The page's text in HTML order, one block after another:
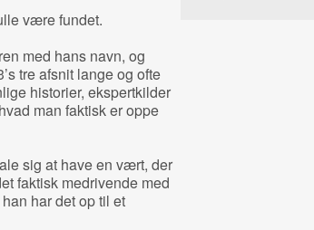
være fundet.
med hans navn, og
tre afsnit lange og ofte
historier, ekspertkilder
man faktisk er oppe
sig at have en vært, der
faktisk medrivende med
har det op til et